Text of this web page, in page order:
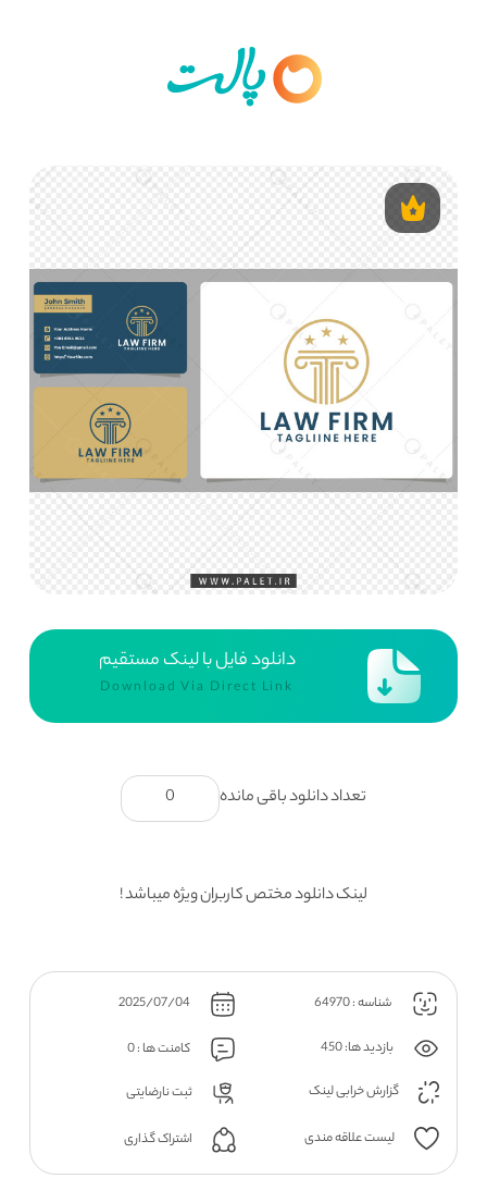
دانلود فایل با لینک مستقیم
Download Via Direct Link
تعداد دانلود باقی مانده 0
لینک دانلود مختص کاربران ویژه میباشد !
شناسه : 64970 2025/07/04
بازدید ها: 450
کامنت ها : 0
گزارش خرابی لینک
ثبت نارضایتی
لیست علاقه مندی اشتراک گذاری